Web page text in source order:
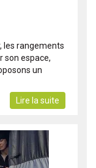
les rangements
son espace,
un
Lire la suite